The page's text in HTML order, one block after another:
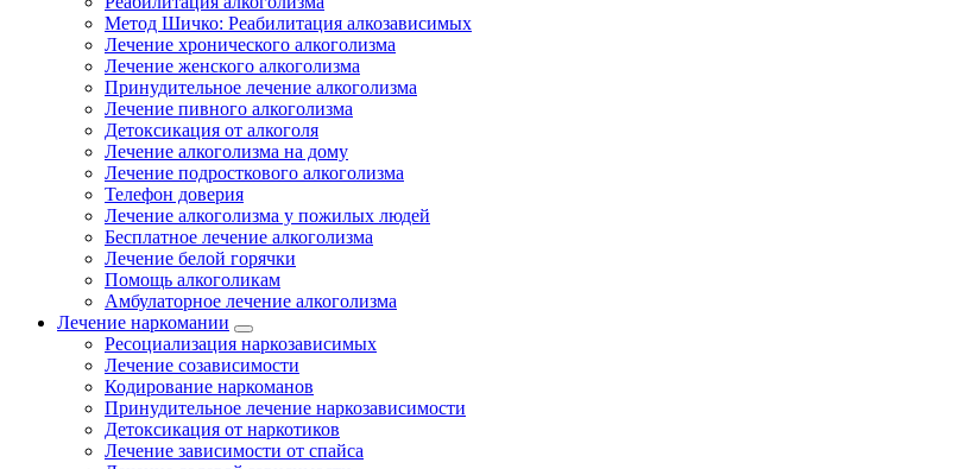
Метод Шичко: Реабилитация алкозависимых
Лечение хронического алкоголизма
Лечение женского алкоголизма
Принудительное лечение алкоголизма
Лечение пивного алкоголизма
Детоксикация от алкоголя
Лечение алкоголизма на дому
Лечение подросткового алкоголизма
Телефон доверия
Лечение алкоголизма у пожилых людей
Бесплатное лечение алкоголизма
Лечение белой горячки
Помощь алкоголикам
Амбулаторное лечение алкоголизма
Лечение наркомании
Ресоциализация наркозависимых
Лечение созависимости
Кодирование наркоманов
Принудительное лечение наркозависимости
Детоксикация от наркотиков
Лечение зависимости от спайса